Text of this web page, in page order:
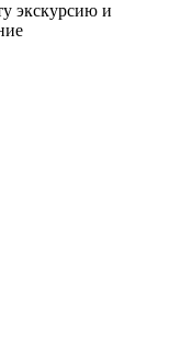
экскурсию и